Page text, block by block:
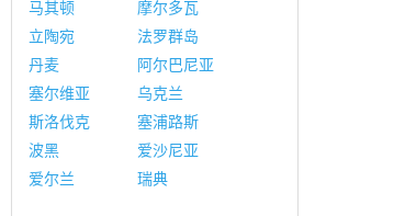
马其顿
摩尔多瓦
立陶宛
法罗群岛
丹麦
阿尔巴尼亚
塞尔维亚
乌克兰
斯洛伐克
塞浦路斯
波黑
爱沙尼亚
爱尔兰
瑞典